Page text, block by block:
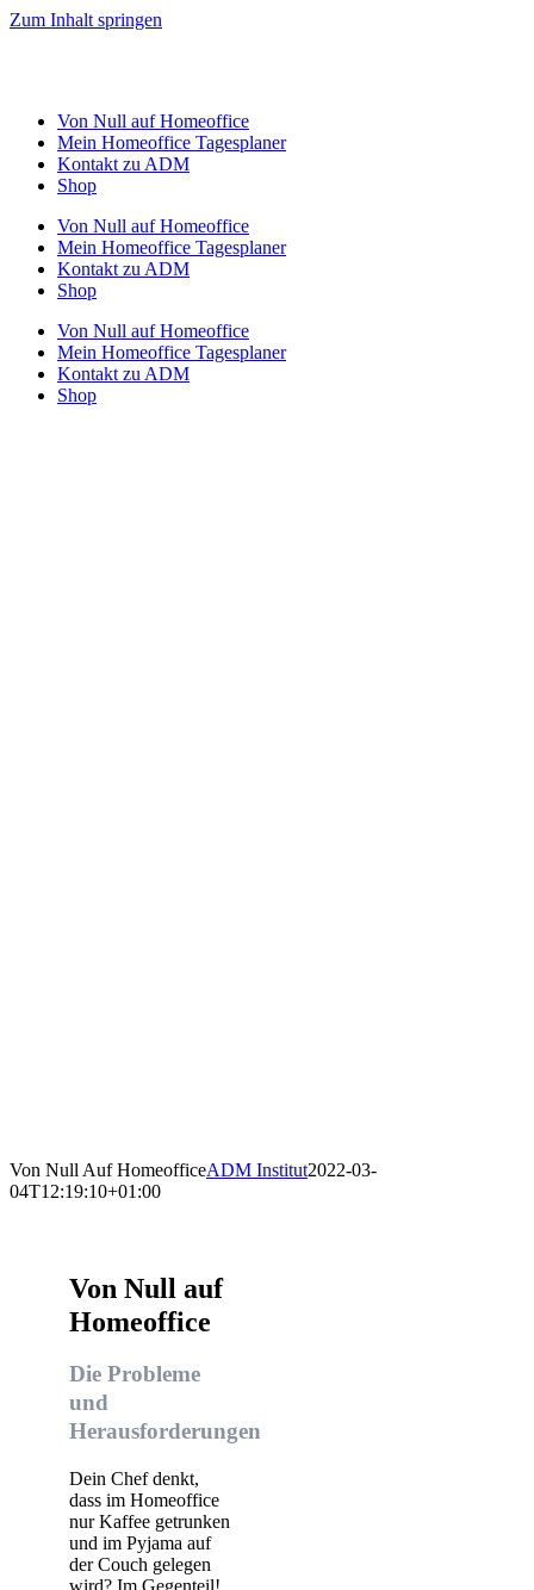
Zum Inhalt springen
Von Null auf Homeoffice
Mein Homeoffice Tagesplaner
Kontakt zu ADM
Shop
Von Null auf Homeoffice
Mein Homeoffice Tagesplaner
Kontakt zu ADM
Shop
Von Null auf Homeoffice
Mein Homeoffice Tagesplaner
Kontakt zu ADM
Shop
Von Null Auf HomeofficeADM Institut2022-03-
04T12:19:10+01:00
Von Null auf
Homeoffice
Die Probleme
und
Herausforderungen
Dein Chef denkt,
dass im Homeoffice
nur Kaffee getrunken
und im Pyjama auf
der Couch gelegen
wird? Im Gegenteil!